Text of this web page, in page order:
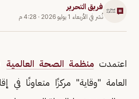
فريق التحرير
نُشر في الأربعاء 1 يوليو 2026 · 4:28 م
اعتمدتمنظمة الصحة العالمية
العامة "وقاية" مركزًا متعاونًا في